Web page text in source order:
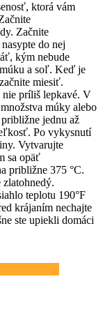
ktorá vám
Začnite
do nej
kým nebude
a soľ. Keď je
miesiť.
nie príliš lepkavé. V
múky alebo
jednu až
Po vykysnutí
Vytvarujte
sa opäť
približne 375 °C.
teplotu 190°F
krájaním nechajte
ste upiekli domáci